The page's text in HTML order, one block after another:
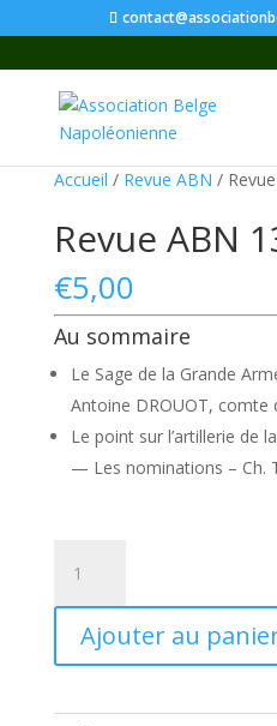
Accueil / Revue ABN /
Revue ABN
€5,00
Au sommaire
Le Sage de la Grande
Antoine DROUOT, comte
Le point sur l’artillerie de
— Les nominations – Ch.
Revue
ABN
139
Ajouter au